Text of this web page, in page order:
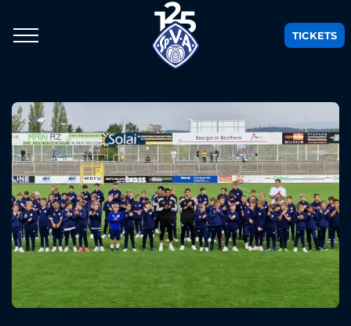
TICKETS